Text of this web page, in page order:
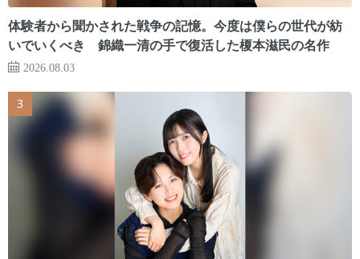
体験者から聞かされた戦争の記憶。今度は僕らの世代が紡
いでいくべき 錦織一清の手で復活した榎本滋民の名作
2026.08.03